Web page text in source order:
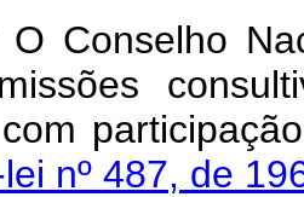
O Conselho
com
nº 487, de